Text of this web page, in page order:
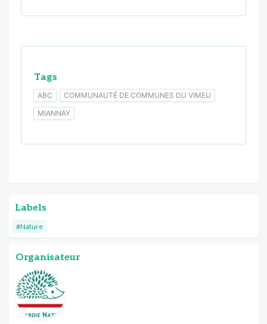
Tags
ABC
COMMUNAUTÉ DE COMMUNES DU VIMEU
MIANNAY
Labels
#Nature
Organisateur